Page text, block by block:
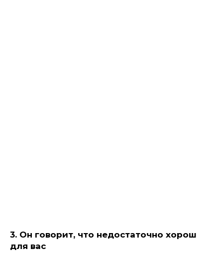
3. Он говорит, что недостаточно хорош
для вас